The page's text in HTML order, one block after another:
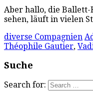
Aber hallo, die Ballett-
sehen, läuft in vielen
diverse Compagnien
Théophile Gautier,
Suche
Search for: